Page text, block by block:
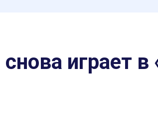
играет в